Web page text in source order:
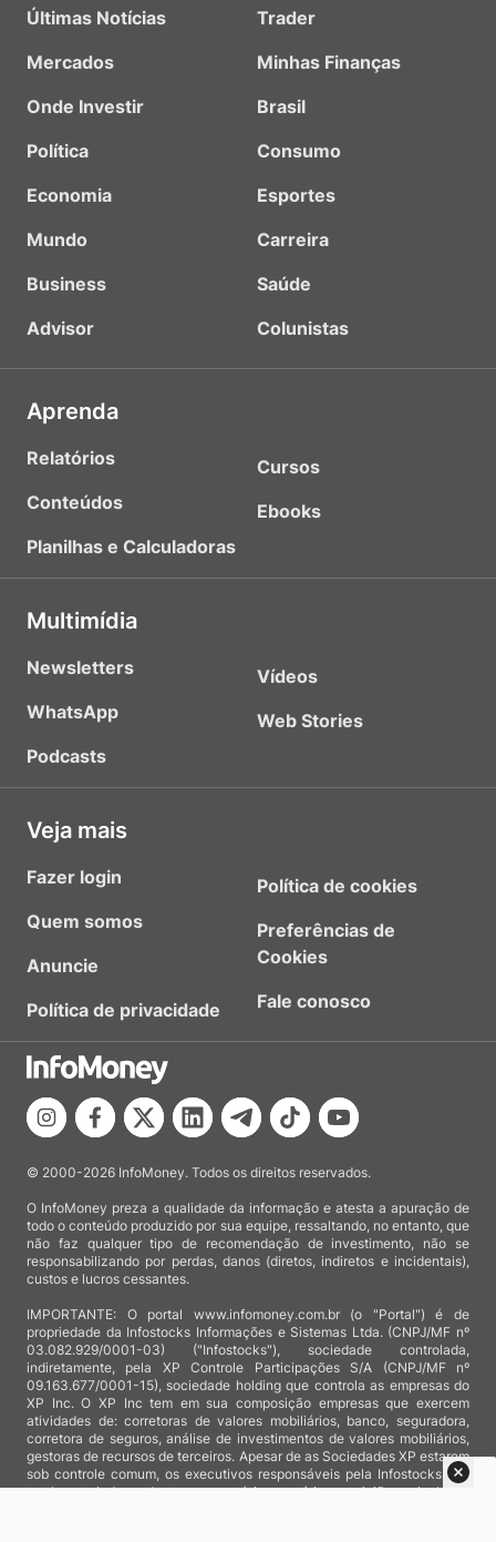
Últimas Notícias
Mercados
Onde Investir
Política
Economia
Mundo
Business
Advisor
Trader
Minhas Finanças
Brasil
Consumo
Esportes
Carreira
Saúde
Colunistas
Aprenda
Relatórios
Conteúdos
Planilhas e Calculadoras
Cursos
Ebooks
Multimídia
Newsletters
WhatsApp
Podcasts
Vídeos
Web Stories
Veja mais
Fazer login
Quem somos
Anuncie
Política de privacidade
Política de cookies
Preferências de
Cookies
Fale conosco
© 2000-2026 InfoMoney. Todos os direitos reservados.
O InfoMoney preza a qualidade da informação e atesta a apuração de
todo o conteúdo produzido por sua equipe, ressaltando, no entanto, que
não faz qualquer tipo de recomendação de investimento, não se
responsabilizando por perdas, danos (diretos, indiretos e incidentais),
custos e lucros cessantes.
IMPORTANTE: O portal www.infomoney.com.br (o "Portal") é de
propriedade da Infostocks Informações e Sistemas Ltda. (CNPJ/MF nº
03.082.929/0001-03) ("Infostocks"), sociedade controlada,
indiretamente, pela XP Controle Participações S/A (CNPJ/MF nº
09.163.677/0001-15), sociedade holding que controla as empresas do
XP Inc. O XP Inc tem em sua composição empresas que exercem
atividades de: corretoras de valores mobiliários, banco, seguradora,
corretora de seguros, análise de investimentos de valores mobiliários,
gestoras de recursos de terceiros. Apesar de as Sociedades XP estarem
sob controle comum, os executivos responsáveis pela Infostocks são
totalmente independentes e as notícias, matérias e opiniões veiculadas